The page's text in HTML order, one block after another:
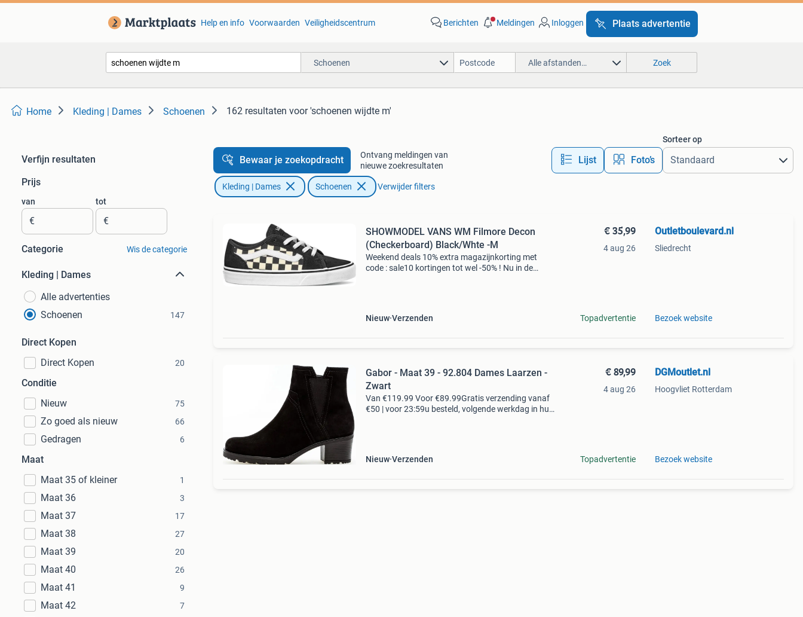
Help en info Voorwaarden Veiligheidscentrum Berichten Meldingen Inloggen Plaats advertentie
Schoenen Alle afstanden… Zoek
Home Kleding | Dames Schoenen 162 resultaten voor 'schoenen wijdte m'
Verfijn resultaten
Prijs
van
€
tot
€
Categorie Wis de categorie
Kleding | Dames
Alle advertenties
Schoenen
147
Direct Kopen
Direct Kopen
20
Conditie
Nieuw
75
Zo goed als nieuw 66
Gedragen 6
Maat
Maat 35 of kleiner
1
Maat 36 3
Maat 37 17
Maat 38 27
Maat 39 20
Maat 40 26
Maat 41 9
Maat 42 7
Bewaar je zoekopdracht
Ontvang meldingen van
nieuwe zoekresultaten
Lijst Foto’s
Sorteer op
Kleding | Dames Schoenen Verwijder filters
SHOWMODEL VANS WM Filmore Decon
(Checkerboard) Black/Whte -M
Weekend deals 10% extra magazijnkorting met
code : sale10 kortingen tot wel -50% ! Nu in de
Nieuw Verzenden
€ 35,99
4 aug 26
Topadvertentie
Outletboulevard.nl
Sliedrecht
Bezoek website
Gabor - Maat 39 - 92.804 Dames Laarzen -
Zwart
Van €119.99 Voor €89.99Gratis verzending vanaf
€50 | voor 23:59u besteld, volgende werkdag in huis
Nieuw Verzenden
€ 89,99
4 aug 26
Topadvertentie
DGMoutlet.nl
Hoogvliet Rotterdam
Bezoek website